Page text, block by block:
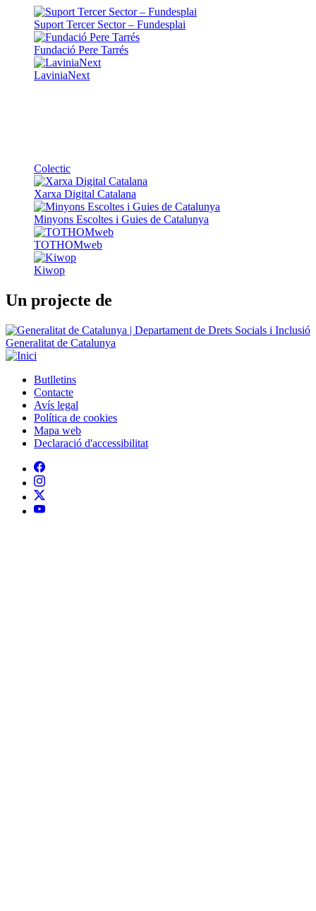
Suport Tercer Sector – Fundesplai
Fundació Pere Tarrés
LaviniaNext
Colectic
Xarxa Digital Catalana
Minyons Escoltes i Guies de Catalunya
TOTHOMweb
Kiwop
Un projecte de
Generalitat de Catalunya
Peu
Butlletins
Contacte
Avís legal
Política de cookies
Mapa web
Declaració d'accessibilitat